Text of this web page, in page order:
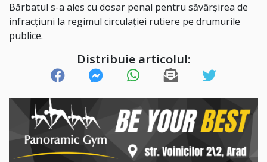
Bărbatul s-a ales cu dosar penal pentru săvârșirea de
infracțiuni la regimul circulației rutiere pe drumurile
publice.
Distribuie articolul: